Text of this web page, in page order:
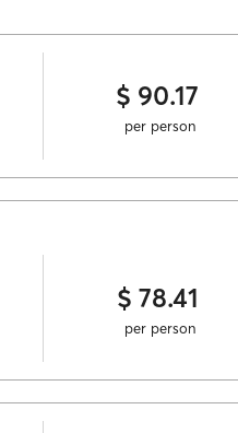
$ 90.17
per person
$ 78.41
per person